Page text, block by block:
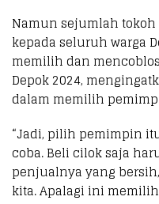
Namun sejumlah
kepada seluruh warga
memilih dan
Depok 2024,
dalam memilih
“Jadi, pilih pemimpin
coba. Beli cilok saja
penjualnya yang
kita. Apalagi ini